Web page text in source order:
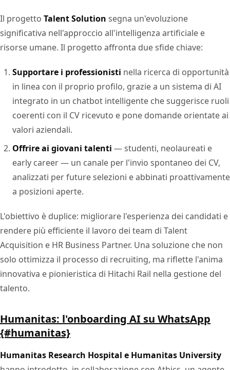
Il progetto Talent Solution segna un'evoluzione
significativa nell'approccio all'intelligenza artificiale e
risorse umane. Il progetto affronta due sfide chiave:
Supportare i professionisti nella ricerca di opportunità
in linea con il proprio profilo, grazie a un sistema di AI
integrato in un chatbot intelligente che suggerisce ruoli
coerenti con il CV ricevuto e pone domande orientate ai
valori aziendali.
Offrire ai giovani talenti — studenti, neolaureati e
early career — un canale per l'invio spontaneo dei CV,
analizzati per future selezioni e abbinati proattivamente
a posizioni aperte.
L'obiettivo è duplice: migliorare l'esperienza dei candidati e
rendere più efficiente il lavoro dei team di Talent
Acquisition e HR Business Partner. Una soluzione che non
solo ottimizza il processo di recruiting, ma riflette l'anima
innovativa e pionieristica di Hitachi Rail nella gestione del
talento.
Humanitas: l'onboarding AI su WhatsApp
{#humanitas}
Humanitas Research Hospital e Humanitas University